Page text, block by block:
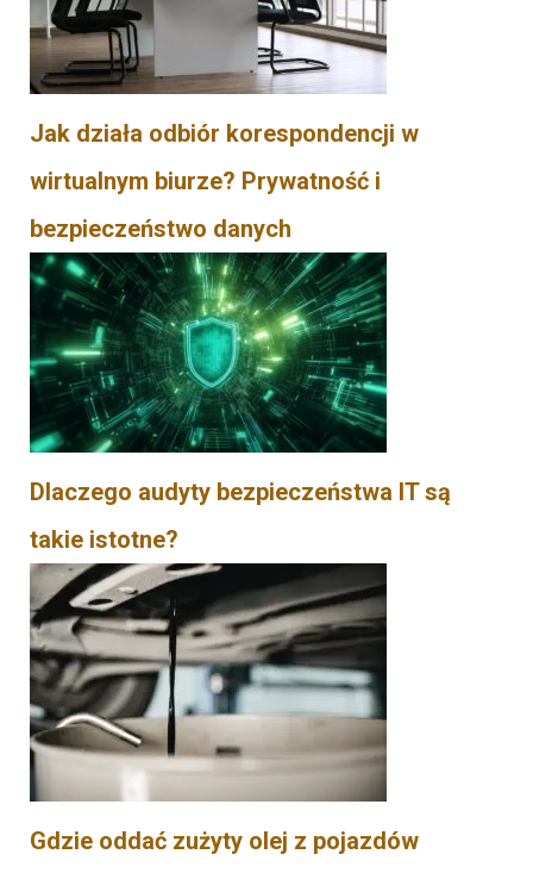
Jak działa odbiór korespondencji w
wirtualnym biurze? Prywatność i
bezpieczeństwo danych
Dlaczego audyty bezpieczeństwa IT są
takie istotne?
Gdzie oddać zużyty olej z pojazdów